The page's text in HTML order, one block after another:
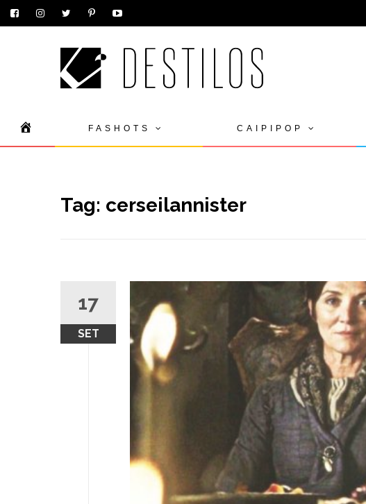
content
FASHOTS CAIPIPOP
Tag: cerseilannister
17
SET